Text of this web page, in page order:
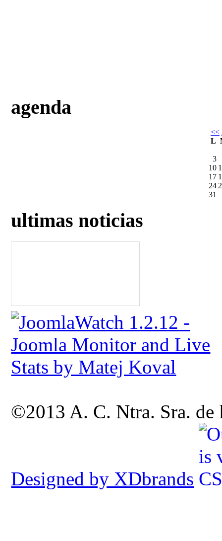
agenda
<<
L
3
10
17
24
31
ultimas noticias
©2013 A. C. Ntra. Sra. de
Designed by XDbrands